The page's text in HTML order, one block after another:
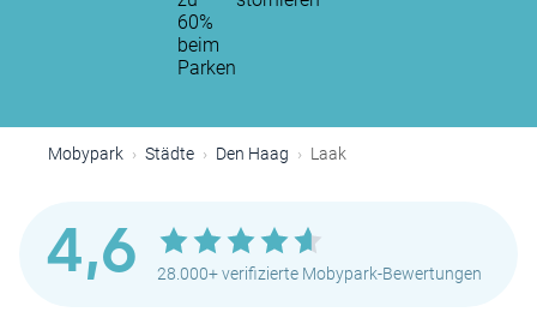
60%
beim
Parken
Mobypark Städte Den Haag Laak
4,6 28.000+ verifizierte Mobypark-Bewertungen